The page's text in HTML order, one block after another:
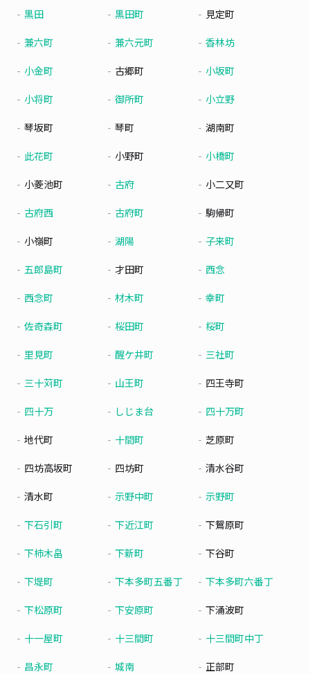
黒田 黒田町 見定町
兼六町 兼六元町 香林坊
小金町 古郷町 小坂町
小将町 御所町 小立野
琴坂町 琴町 湖南町
此花町 小野町 小橋町
小菱池町 古府 小二又町
古府西 古府町 駒帰町
小嶺町 湖陽 子来町
五郎島町 才田町 西念
西念町 材木町 幸町
佐奇森町 桜田町 桜町
里見町 醒ケ井町 三社町
三十苅町 山王町 四王寺町
四十万 しじま台 四十万町
地代町 十間町 芝原町
四坊高坂町 四坊町 清水谷町
清水町 示野中町 示野町
下石引町 下近江町 下鴛原町
下柿木畠 下新町 下谷町
下堤町 下本多町五番丁 下本多町六番丁
下松原町 下安原町 下涌波町
十一屋町 十三間町 十三間町中丁
昌永町 城南 正部町